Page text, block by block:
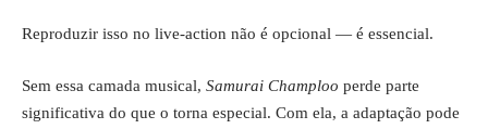
Reproduzir isso no live-action não é opcional — é essencial.
Sem essa camada musical, Samurai Champloo perde parte
significativa do que o torna especial. Com ela, a adaptação pode